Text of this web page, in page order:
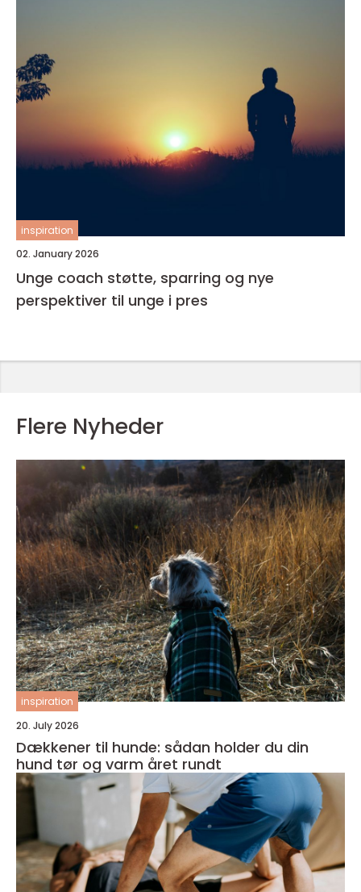
inspiration
02. January 2026
Unge coach støtte, sparring og nye
perspektiver til unge i pres
Flere Nyheder
inspiration
20. July 2026
Dækkener til hunde: sådan holder du din
hund tør og varm året rundt